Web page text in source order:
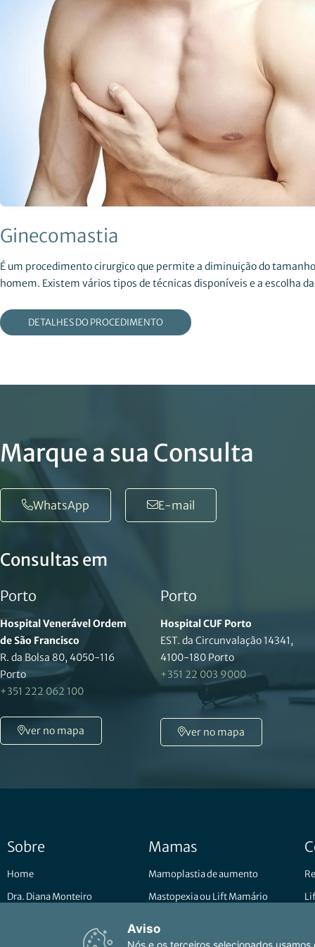
Ginecomastia
É um procedimento cirurgico que permite a diminuição do
homem. Existem vários tipos de técnicas disponíveis e a escolha
DETALHES DO PROCEDIMENTO
Marque a sua Consulta
WhatsApp E-mail
Consultas em
Porto
Hospital Venerável Ordem
de São Francisco
R. da Bolsa 80, 4050-116
Porto
+351 222 062 100
ver no mapa
Porto
Hospital CUF Porto
EST. da Circunvalação 14341,
4100-180 Porto
+351 22 003 9000
ver no mapa
Sobre
Home
Dra. Diana Monteiro
Mamas
Mamoplastia de aumento
Mastopexia ou Lift Mamário
Ginecomastia
Aviso
Nós e os terceiros selecionados